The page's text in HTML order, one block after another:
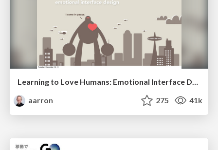
Learning to Love Humans: Emotional Interface Design
aarron
275 41k